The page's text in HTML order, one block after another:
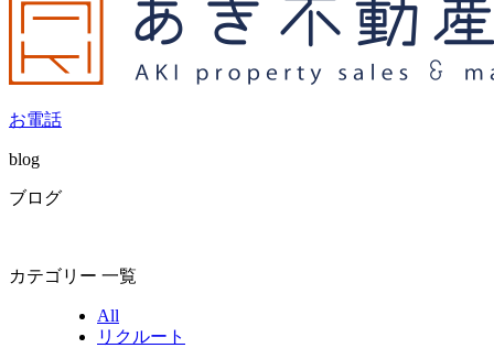
お電話
blog
ブログ
カテゴリー 一覧
All
リクルート